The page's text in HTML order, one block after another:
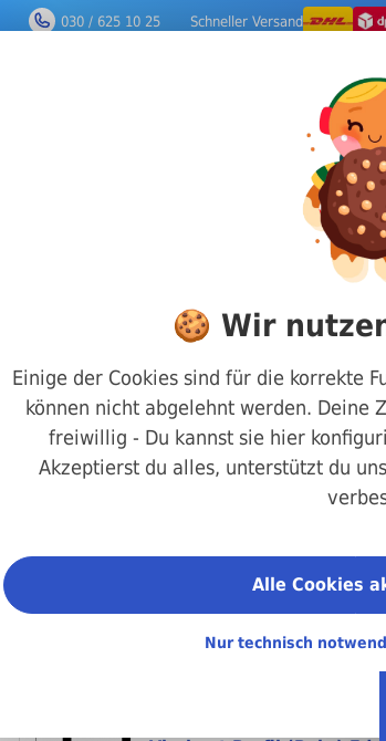
030 / 625 10 25 Schneller Versand
Drehfähige
Rundmaterial Edelstahl
Vierkant Vollmaterial
🍪 Wir
Einige der Cookies sind für die korrekte
können nicht abgelehnt werden. Deine
freiwillig - Du kannst sie hier
Akzeptierst du alles, unterstützt du
Alle Cookies
Nur technisch